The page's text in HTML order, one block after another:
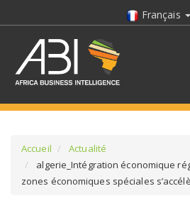
Français
Accueil
Actualité
algerie_Intégration économique
zones économiques spéciales